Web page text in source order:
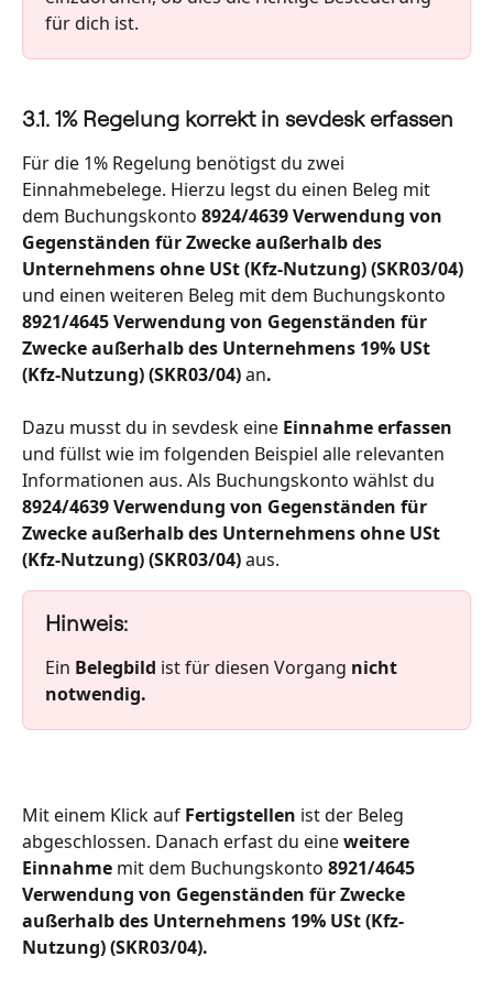
für dich ist.
3.1. 1% Regelung korrekt in sevdesk erfassen
Für die 1% Regelung benötigst du zwei
Einnahmebelege. Hierzu legst du einen Beleg mit
dem Buchungskonto 8924/4639 Verwendung von
Gegenständen für Zwecke außerhalb des
Unternehmens ohne USt (Kfz-Nutzung) (SKR03/04)
und einen weiteren Beleg mit dem Buchungskonto
8921/4645 Verwendung von Gegenständen für
Zwecke außerhalb des Unternehmens 19% USt
(Kfz-Nutzung) (SKR03/04) an.
Dazu musst du in sevdesk eine Einnahme erfassen
und füllst wie im folgenden Beispiel alle relevanten
Informationen aus. Als Buchungskonto wählst du
8924/4639 Verwendung von Gegenständen für
Zwecke außerhalb des Unternehmens ohne USt
(Kfz-Nutzung) (SKR03/04) aus.
Hinweis:
Ein Belegbild ist für diesen Vorgang nicht
notwendig.
Mit einem Klick auf Fertigstellen ist der Beleg
abgeschlossen. Danach erfast du eine weitere
Einnahme mit dem Buchungskonto 8921/4645
Verwendung von Gegenständen für Zwecke
außerhalb des Unternehmens 19% USt (Kfz-
Nutzung) (SKR03/04).